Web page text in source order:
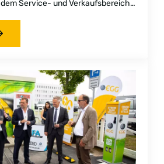
Service- und Verkaufsbereich…